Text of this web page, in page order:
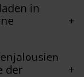
in
+
der
+